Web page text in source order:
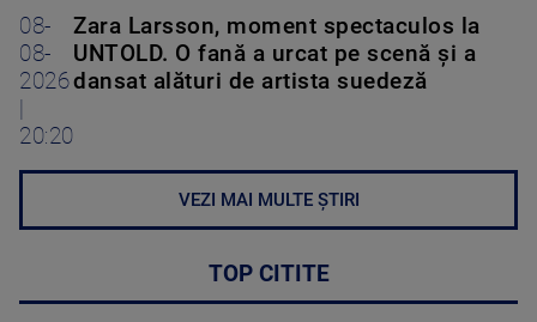
08-
08-
2026
20:20
Zara Larsson, moment spectaculos la
UNTOLD. O fană a urcat pe scenă și a
dansat alături de artista suedeză
VEZI MAI MULTE ȘTIRI
TOP CITITE